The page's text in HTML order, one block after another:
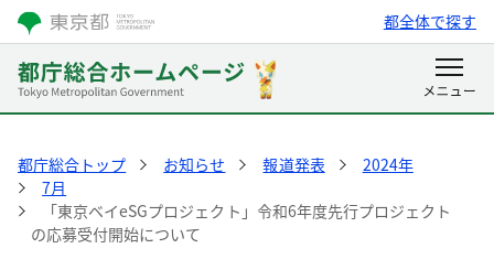
都全体で探す
都庁総合トップ お知らせ 報道発表
2024年
7月
「東京ベイeSGプロジェクト」令和6年度先行プロジェクト
の応募受付開始について